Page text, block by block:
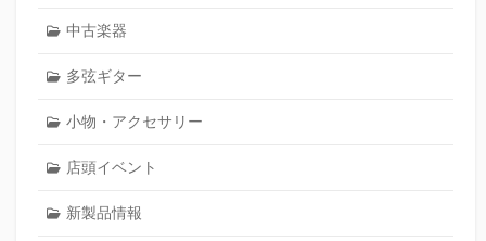
中古楽器
多弦ギター
小物・アクセサリー
店頭イベント
新製品情報